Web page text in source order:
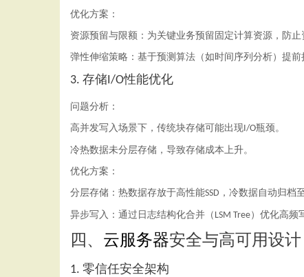
优化方案：
资源预留与限额：为关键业务预留固定计算资源，防止
弹性伸缩策略：基于预测算法（如时间序列分析）提前
3. 存储I/O性能优化
问题分析：
高并发写入场景下，传统块存储可能出现I/O瓶颈。
冷热数据未分层存储，导致存储成本上升。
优化方案：
分层存储：热数据存放于高性能SSD ，冷数据自动归档
异步写入：通过日志结构化合并（ LSM Tree）优化高频
四、 云服务器安全与高可用设计
1. 零信任安全架构